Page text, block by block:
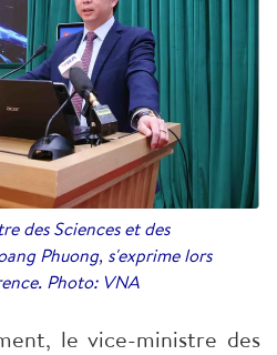
des Sciences et des
Phuong, s'exprime lors
Photo: VNA
le vice-ministre des